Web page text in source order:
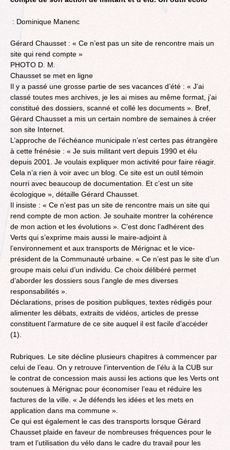
: Dominique Manenc
Gérard Chausset : « Ce n’est pas un site de rencontre mais un
site qui rend compte »
PHOTO D. M.
Chausset se met en ligne
Il y a passé une grosse partie de ses vacances d’été : « J’ai
classé toutes mes archives, je les ai mises au même format, j’ai
constitué des dossiers, scanné et collé les documents ». Bref,
Gérard Chausset a mis un certain nombre de semaines à créer
son site Internet.
L’approche de l’échéance municipale n’est certes pas étrangère
à cette frénésie : « Je suis militant vert depuis 1990 et élu
depuis 2001. Je voulais expliquer mon activité pour faire réagir.
Cela n’a rien à voir avec un blog. Ce site est un outil témoin
nourri avec beaucoup de documentation. Et c’est un site
écologique », détaille Gérard Chausset.
Il insiste : « Ce n’est pas un site de rencontre mais un site qui
rend compte de mon action. Je souhaite montrer la cohérence
de mon action et les évolutions ». C’est donc l’adhérent des
Verts qui s’exprime mais aussi le maire-adjoint à
l’environnement et aux transports de Mérignac et le vice-
président de la Communauté urbaine. « Ce n’est pas le site d’un
groupe mais celui d’un individu. Ce choix délibéré permet
d’aborder les dossiers sous l’angle de mes diverses
responsabilités ».
Déclarations, prises de position publiques, textes rédigés pour
alimenter les débats, extraits de vidéos, articles de presse
constituent l’armature de ce site auquel il est facile d’accéder
(1).
Rubriques. Le site décline plusieurs chapitres à commencer par
celui de l’eau. On y retrouve l’intervention de l’élu à la CUB sur
le contrat de concession mais aussi les actions que les Verts ont
soutenues à Mérignac pour économiser l’eau et réduire les
factures de la ville. « Je défends les idées et les mets en
application dans ma commune ».
Ce qui est également le cas des transports lorsque Gérard
Chausset plaide en faveur de nombreuses fréquences pour le
tram et l’utilisation du vélo dans le cadre du travail pour les